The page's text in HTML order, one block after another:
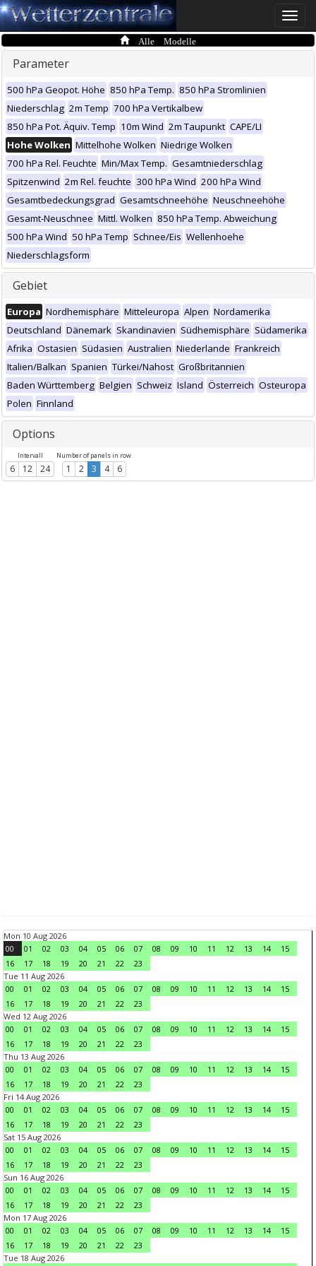
Toggle
Alle Modelle
Parameter
500 hPa Geopot. Höhe 850 hPa Temp. 850 hPa Stromlinien
Niederschlag 2m Temp 700 hPa Vertikalbew
850 hPa Pot. Äquiv. Temp 10m Wind 2m Taupunkt CAPE/LI
Hohe Wolken Mittelhohe Wolken Niedrige Wolken
700 hPa Rel. Feuchte Min/Max Temp. Gesamtniederschlag
Spitzenwind 2m Rel. feuchte 300 hPa Wind 200 hPa Wind
Gesamtbedeckungsgrad Gesamtschneehöhe Neuschneehöhe
Gesamt-Neuschnee Mittl. Wolken 850 hPa Temp. Abweichung
500 hPa Wind 50 hPa Temp Schnee/Eis Wellenhoehe
Niederschlagsform
Gebiet
Europa Nordhemisphäre Mitteleuropa Alpen Nordamerika
Deutschland Dänemark Skandinavien Südhemisphäre Südamerika
Afrika Ostasien Südasien Australien Niederlande Frankreich
Italien/Balkan Spanien Türkei/Nahost Großbritannien
Baden Württemberg Belgien Schweiz Island Österreich Osteuropa
Polen Finnland
Options
Intervall
6 12 24
Number of panels in row
1 2 3 4 6
Mon 10 Aug 2026
00
01 02 03 04 05 06 07 08 09 10 11 12 13 14
15
16
17 18 19 20 21 22
23
Tue 11 Aug 2026
00
01 02 03 04 05 06 07 08 09 10 11 12 13 14
15
16
17 18 19 20 21 22
23
Wed 12 Aug 2026
00
01 02 03 04 05 06 07 08 09 10 11 12 13 14
15
16
17 18 19 20 21 22
23
Thu 13 Aug 2026
00
01 02 03 04 05 06 07 08 09 10 11 12 13 14
15
16
17 18 19 20 21 22
23
Fri 14 Aug 2026
00
01 02 03 04 05 06 07 08 09 10 11 12 13 14
15
16
17 18 19 20 21 22
23
Sat 15 Aug 2026
00
01 02 03 04 05 06 07 08 09 10 11 12 13 14
15
16
17 18 19 20 21 22
23
Sun 16 Aug 2026
00
01 02 03 04 05 06 07 08 09 10 11 12 13 14
15
16
17 18 19 20 21 22
23
Mon 17 Aug 2026
00
01 02 03 04 05 06 07 08 09 10 11 12 13 14
15
16
17 18 19 20 21 22
23
Tue 18 Aug 2026